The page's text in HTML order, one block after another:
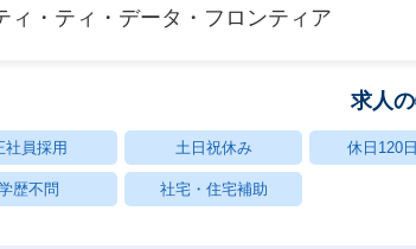
ィ・ティ・データ・フロンティア
求人
社員採用 土日祝休み 休日120
歴不問 社宅・住宅補助